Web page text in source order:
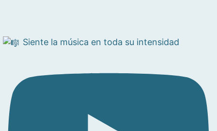
Siente la música en toda su intensidad